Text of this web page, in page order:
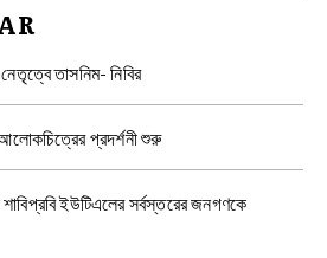
তাসনিম- নিবির
প্রদর্শনী শুরু
ইউটিএলের সর্বস্তরের জনগণকে